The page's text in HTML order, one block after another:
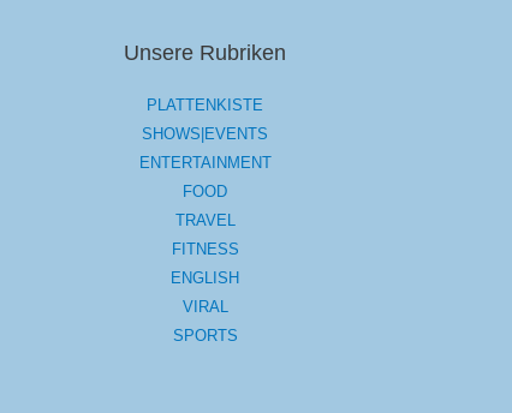
Unsere Rubriken
PLATTENKISTE
SHOWS|EVENTS
ENTERTAINMENT
FOOD
TRAVEL
FITNESS
ENGLISH
VIRAL
SPORTS